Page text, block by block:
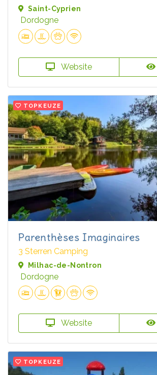
Saint-Cyprien
Dordogne
Website
TOPKEUZE
Parenthèses Imaginaires
3 Sterren Camping
Milhac-de-Nontron
Dordogne
Website
TOPKEUZE